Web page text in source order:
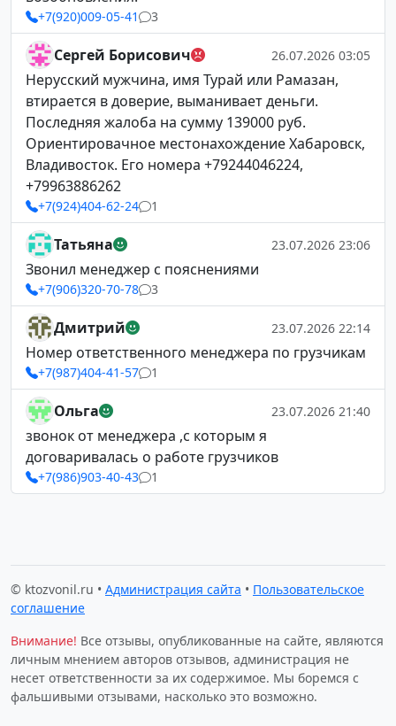
+7(920)009-05-41 3
Сергей Борисович 26.07.2026 03:05
Нерусский мужчина, имя Турай или Рамазан,
втирается в доверие, выманивает деньги.
Последняя жалоба на сумму 139000 руб.
Ориентировачное местонахождение Хабаровск,
Владивосток. Его номера +79244046224,
+79963886262
+7(924)404-62-24 1
Татьяна 23.07.2026 23:06
Звонил менеджер с пояснениями
+7(906)320-70-78 3
Дмитрий 23.07.2026 22:14
Номер ответственного менеджера по грузчикам
+7(987)404-41-57 1
Ольга 23.07.2026 21:40
звонок от менеджера ,с которым я
договаривалась о работе грузчиков
+7(986)903-40-43 1
© ktozvonil.ru • Администрация сайта • Пользовательское
соглашение
Внимание! Все отзывы, опубликованные на сайте, являются
личным мнением авторов отзывов, администрация не
несет ответственности за их содержимое. Мы боремся с
фальшивыми отзывами, насколько это возможно.